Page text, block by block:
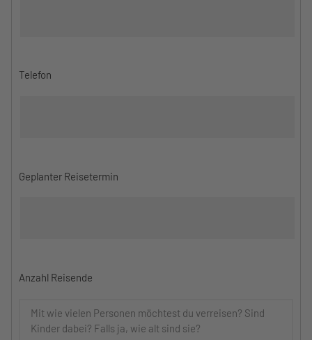
Telefon
Geplanter Reisetermin
Anzahl Reisende